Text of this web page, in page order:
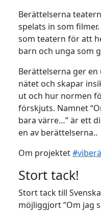
Berättelserna
spelats in som
som teatern för att
barn och unga som
Berättelserna ger
nätet och skapar
ut och hur normen
förskjuts. Namnet
bara värre…” är ett
en av berättelserna..
Om projektet
Stort tack!
Stort tack till
möjliggjort ”Om jag